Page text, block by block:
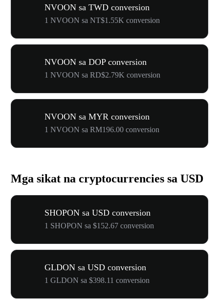
NVOON sa TWD conversion
1 NVOON sa NT$1.55K conversion
NVOON sa DOP conversion
1 NVOON sa RD$2.79K conversion
NVOON sa MYR conversion
1 NVOON sa RM196.00 conversion
Mga sikat na cryptocurrencies sa USD
SHOPON sa USD conversion
1 SHOPON sa $152.67 conversion
GLDON sa USD conversion
1 GLDON sa $398.11 conversion